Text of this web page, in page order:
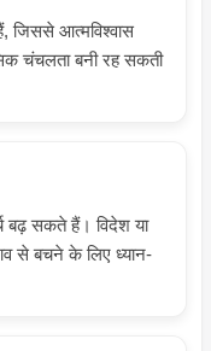
जिससे आत्मविश्वास
चंचलता बनी रह सकती
बढ़ सकते हैं। विदेश या
से बचने के लिए ध्यान-